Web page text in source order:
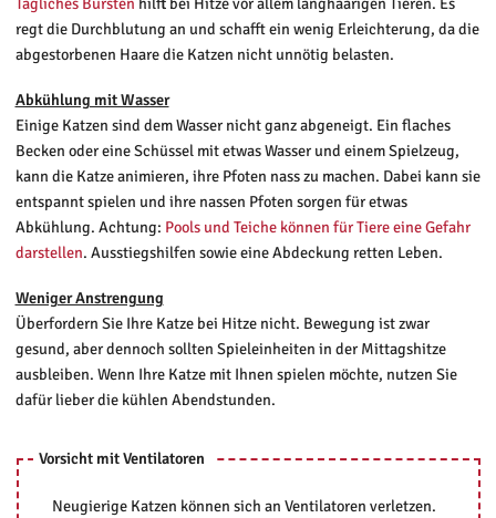
regt die Durchblutung an und schafft ein wenig Erleichterung, da die
abgestorbenen Haare die Katzen nicht unnötig belasten.
Abkühlung mit Wasser
Einige Katzen sind dem Wasser nicht ganz abgeneigt. Ein flaches
Becken oder eine Schüssel mit etwas Wasser und einem Spielzeug,
kann die Katze animieren, ihre Pfoten nass zu machen. Dabei kann sie
entspannt spielen und ihre nassen Pfoten sorgen für etwas
Abkühlung. Achtung: Pools und Teiche können für Tiere eine Gefahr
darstellen. Ausstiegshilfen sowie eine Abdeckung retten Leben.
Weniger Anstrengung
Überfordern Sie Ihre Katze bei Hitze nicht. Bewegung ist zwar
gesund, aber dennoch sollten Spieleinheiten in der Mittagshitze
ausbleiben. Wenn Ihre Katze mit Ihnen spielen möchte, nutzen Sie
dafür lieber die kühlen Abendstunden.
Vorsicht mit Ventilatoren
Neugierige Katzen können sich an Ventilatoren verletzen.